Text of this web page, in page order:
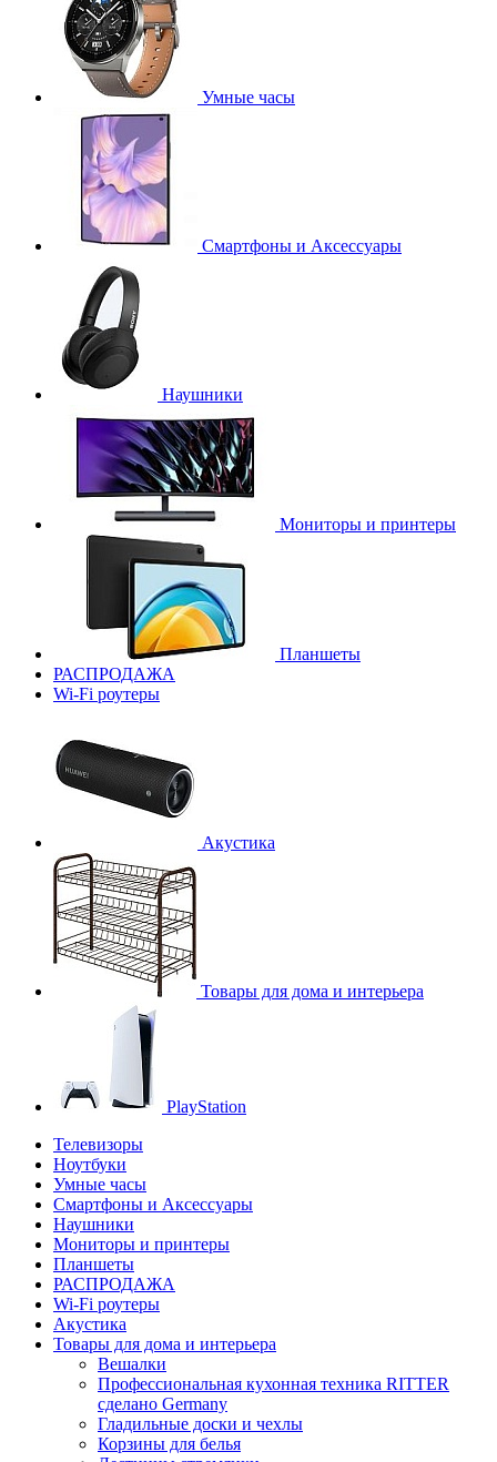
Умные часы
Смартфоны и Аксессуары
Наушники
Мониторы и принтеры
Планшеты
РАСПРОДАЖА
Wi-Fi роутеры
Акустика
Товары для дома и интерьера
PlayStation
Телевизоры
Ноутбуки
Умные часы
Смартфоны и Аксессуары
Наушники
Мониторы и принтеры
Планшеты
РАСПРОДАЖА
Wi-Fi роутеры
Акустика
Товары для дома и интерьера
Вешалки
Профессиональная кухонная техника RITTER
сделано Germany
Гладильные доски и чехлы
Корзины для белья